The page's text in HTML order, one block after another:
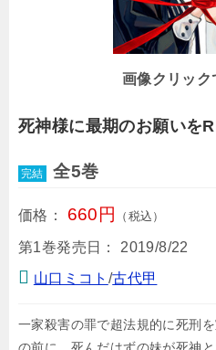
画像クリック
死神様に最期のお願いを
完結 全5巻
価格： 660円 （税込）
第1巻発売日：
2019/8/22
山口ミコト /古代甲
一家殺害の罪で超法規的に死刑